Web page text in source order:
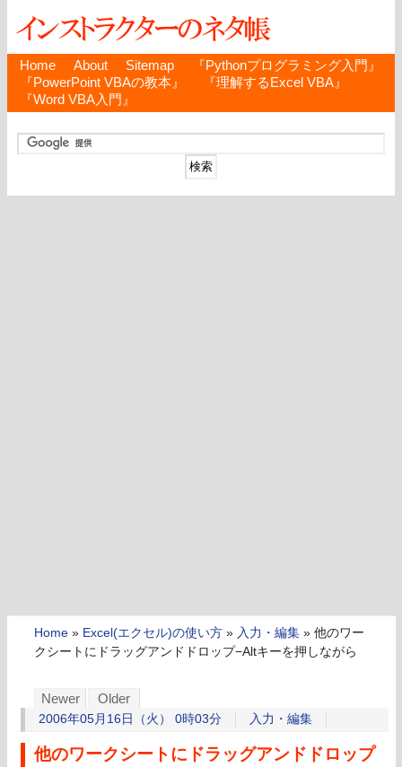
Home About Sitemap
『Pythonプログラミング入門』
『PowerPoint VBAの教本』
『理解するExcel VBA』
『Word VBA入門』
Home » Excel(エクセル)の使い方 » 入力・編集 » 他のワー
クシートにドラッグアンドドロップ−Altキーを押しながら
Newer Older
2006年05月16日（火） 0時03分 入力・編集
他のワークシートにドラッグアンドドロップ